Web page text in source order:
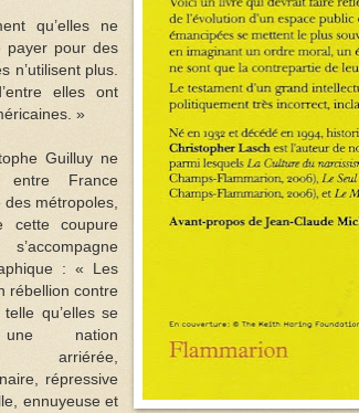
qu’elles ne
payer pour des
n’utilisent plus.
elles ont
»
Guilluy ne
entre France
métropoles,
cette coupure
: « Les
rébellion contre
telle qu’elles se
nation
arriérée,
répressive
ennuyeuse et